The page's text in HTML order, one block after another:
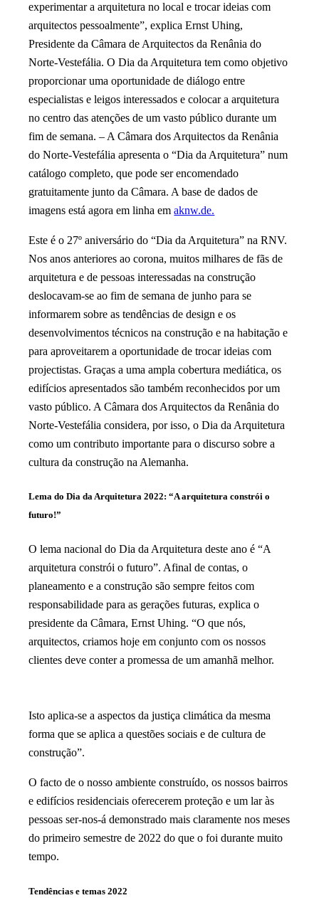
experimentar a arquitetura no local e trocar ideias com
arquitectos pessoalmente”, explica Ernst Uhing,
Presidente da Câmara de Arquitectos da Renânia do
Norte-Vestefália. O Dia da Arquitetura tem como objetivo
proporcionar uma oportunidade de diálogo entre
especialistas e leigos interessados e colocar a arquitetura
no centro das atenções de um vasto público durante um
fim de semana. – A Câmara dos Arquitectos da Renânia
do Norte-Vestefália apresenta o “Dia da Arquitetura” num
catálogo completo, que pode ser encomendado
gratuitamente junto da Câmara. A base de dados de
imagens está agora em linha emaknw.de.
Este é o 27º aniversário do “Dia da Arquitetura” na RNV.
Nos anos anteriores ao corona, muitos milhares de fãs de
arquitetura e de pessoas interessadas na construção
deslocavam-se ao fim de semana de junho para se
informarem sobre as tendências de design e os
desenvolvimentos técnicos na construção e na habitação e
para aproveitarem a oportunidade de trocar ideias com
projectistas. Graças a uma ampla cobertura mediática, os
edifícios apresentados são também reconhecidos por um
vasto público. A Câmara dos Arquitectos da Renânia do
Norte-Vestefália considera, por isso, o Dia da Arquitetura
como um contributo importante para o discurso sobre a
cultura da construção na Alemanha.
Lema do Dia da Arquitetura 2022: “A arquitetura constrói o
futuro!”
O lema nacional do Dia da Arquitetura deste ano é “A
arquitetura constrói o futuro”. Afinal de contas, o
planeamento e a construção são sempre feitos com
responsabilidade para as gerações futuras, explica o
presidente da Câmara, Ernst Uhing. “O que nós,
arquitectos, criamos hoje em conjunto com os nossos
clientes deve conter a promessa de um amanhã melhor.
Isto aplica-se a aspectos da justiça climática da mesma
forma que se aplica a questões sociais e de cultura de
construção”.
O facto de o nosso ambiente construído, os nossos bairros
e edifícios residenciais oferecerem proteção e um lar às
pessoas ser-nos-á demonstrado mais claramente nos meses
do primeiro semestre de 2022 do que o foi durante muito
tempo.
Tendências e temas 2022